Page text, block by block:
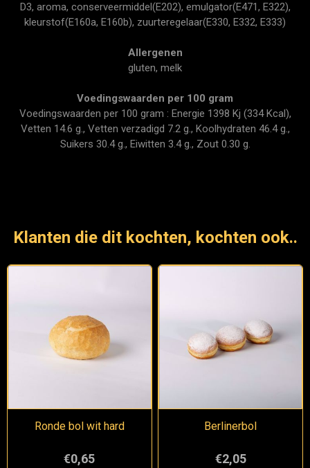
D3, aroma, conserveermiddel(E202), emulgator(E471, E322),
kleurstof(E160a, E160b), zuurteregelaar(E330, E332, E333)
Allergenen
gluten, melk
Voedingswaarden per 100 gram
Voedingswaarden per 100 gram : Energie 1398 Kj (334 Kcal),
Vetten 14.6 g., Vetten verzadigd 7.2 g., Koolhydraten 46.4 g.,
Suikers 30.4 g., Eiwitten 3.4 g., Zout 0.30 g.
Klanten die dit kochten, kochten ook..
Ronde bol wit hard
€0,65
Berlinerbol
€2,05